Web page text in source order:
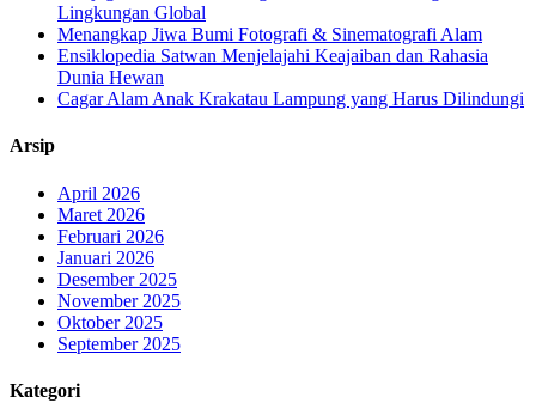
Lingkungan Global
Menangkap Jiwa Bumi Fotografi & Sinematografi Alam
Ensiklopedia Satwan Menjelajahi Keajaiban dan Rahasia
Dunia Hewan
Cagar Alam Anak Krakatau Lampung yang Harus Dilindungi
Arsip
April 2026
Maret 2026
Februari 2026
Januari 2026
Desember 2025
November 2025
Oktober 2025
September 2025
Kategori